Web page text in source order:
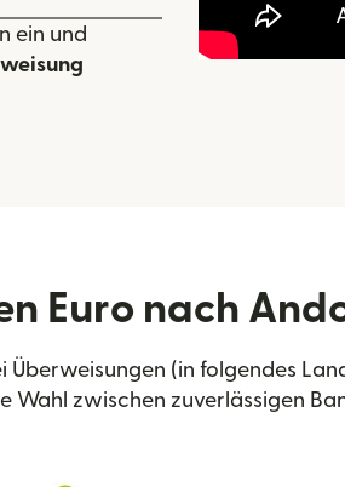
ein und
Euro nach
Überweisungen (in folgendes
Wahl zwischen zuverlässigen